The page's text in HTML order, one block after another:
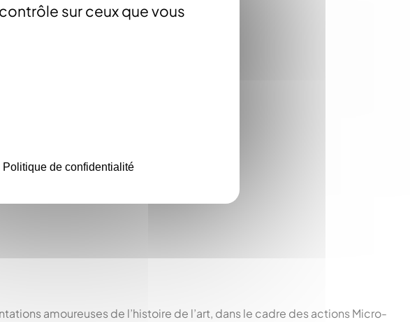
sur ceux que vous
Politique de confidentialité
amoureuses de l’histoire de l’art, dans le cadre des actions Micro-